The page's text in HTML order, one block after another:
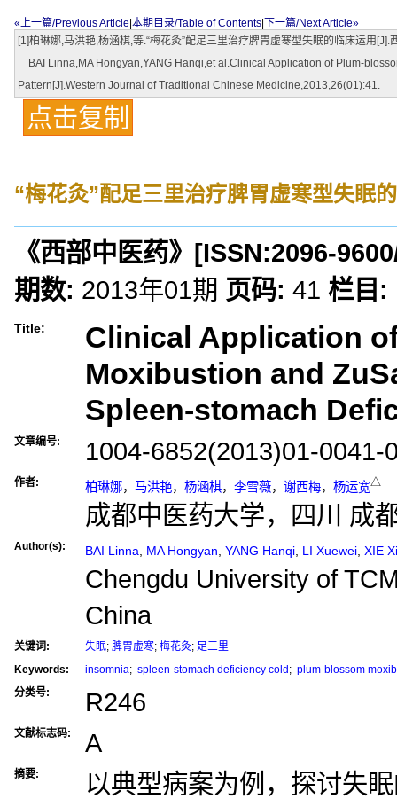
«上一篇/Previous Article 本期目录/Table of Contents
下一篇/Next Article»
[1]柏琳娜,马洪艳,杨涵棋,等.“梅花灸”配足三里治疗脾胃虚寒型失眠的临床运用
BAI Linna,MA Hongyan,YANG Hanqi,et al.Clinical Application of Plum-
Pattern[J].Western Journal of Traditional Chinese Medicine,2013,26(01):41.
点击复制
“梅花灸”配足三里治疗脾胃虚寒型失眠
《西部中医药》 [ISSN:2096-9600
期数: 2013年01期 页码: 41 栏目:
Title:
Clinical Application
Moxibustion and
Spleen-stomach
文章编号: 1004-6852(2013)01-0041-
作者: 柏琳娜， 马洪艳， 杨涵棋， 李雪薇， 谢西梅， 杨运宽△
成都中医药大学，四川 成
Author(s): BAI Linna MA Hongyan YANG Hanqi LI Xuewei XIE
Chengdu University of
China
关键词: 失眠; 脾胃虚寒; 梅花灸; 足三里
Keywords:
insomnia; spleen-stomach deficiency cold; plum-blossom
分类号:
R246
文献标志码: A
摘要:
以典型病案为例，探讨失